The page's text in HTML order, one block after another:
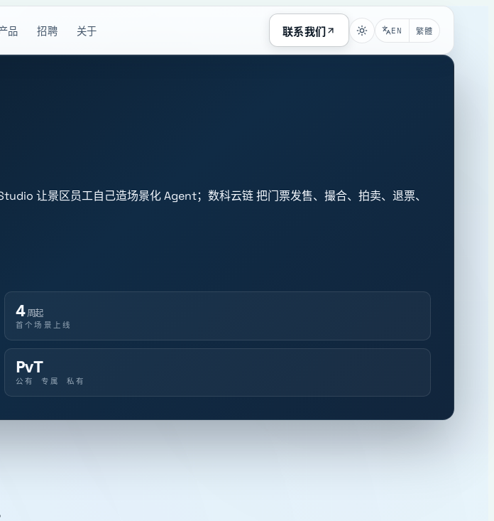
品 招聘 关于 联系我们 EN 繁體
让景区员工自己造场景化 Agent；数科云链 把门票发售、撮合、拍卖、退票、
4 周起
首个场景上线
PvT
公有 专属 私有